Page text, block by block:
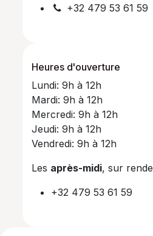
+32 479 53 61 59
Heures d'ouverture
Lundi: 9h à 12h
Mardi: 9h à 12h
Mercredi: 9h à 12h
Jeudi: 9h à 12h
Vendredi: 9h à 12h
Les après-midi, sur
+32 479 53 61 59